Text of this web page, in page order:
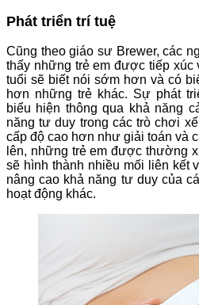
Phát triển trí tuệ
Cũng theo giáo sư Brewer, các
thấy những trẻ em được tiếp
tuổi sẽ biết nói sớm hơn và có
hơn những trẻ khác. Sự phát
biểu hiện thông qua khả năng
năng tư duy trong các trò chơi
cấp độ cao hơn như giải toán và
lên, những trẻ em được thường
sẽ hình thành nhiều mối liên kết
nâng cao khả năng tư duy của
hoạt động khác.